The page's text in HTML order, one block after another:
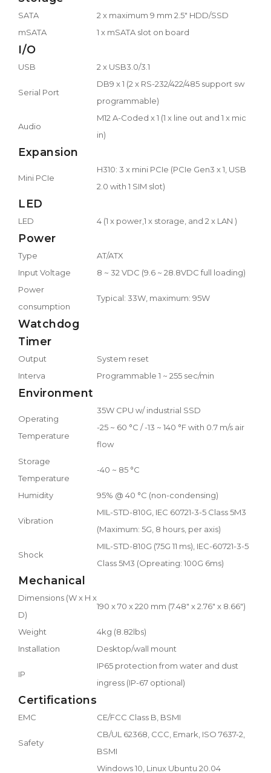
SATA
2 x maximum 9 mm 2.5" HDD/SSD
mSATA
1 x mSATA slot on board
I/O
USB 2 x USB3.0/3.1
Serial Port
DB9 x 1 (2 x RS-232/422/485 support sw
programmable)
Audio
M12 A-Coded x 1 (1 x line out and 1 x mic
in)
Expansion
Mini PCIe
H310: 3 x mini PCIe (PCIe Gen3 x 1, USB
2.0 with 1 SIM slot)
LED
LED 4 (1 x power,1 x storage, and 2 x LAN )
Power
Type
AT/ATX
Input Voltage
8 ~ 32 VDC (9.6 ~ 28.8VDC full loading)
Power
consumption
Typical: 33W, maximum: 95W
Watchdog
Timer
Output
System reset
Interva
Programmable 1 ~ 255 sec/min
Environment
Operating
Temperature
35W CPU w/ industrial SSD
-25 ~ 60 °C / -13 ~ 140 °F with 0.7 m/s air
flow
Storage
Temperature
-40 ~ 85 °C
Humidity 95% @ 40 °C (non-condensing)
Vibration
MIL-STD-810G, IEC 60721-3-5 Class 5M3
(Maximum: 5G, 8 hours, per axis)
Shock
MIL-STD-810G (75G 11 ms), IEC-60721-3-5
Class 5M3 (Opreating: 100G 6ms)
Mechanical
Dimensions (W x H x
D)
190 x 70 x 220 mm (7.48" x 2.76" x 8.66")
Weight
4kg (8.82lbs)
Installation
Desktop/wall mount
IP
IP65 protection from water and dust
ingress (IP-67 optional)
Certifications
EMC CE/FCC Class B, BSMI
Safety
CB/UL 62368, CCC, Emark, ISO 7637-2,
BSMI
Windows 10, Linux Ubuntu 20.04